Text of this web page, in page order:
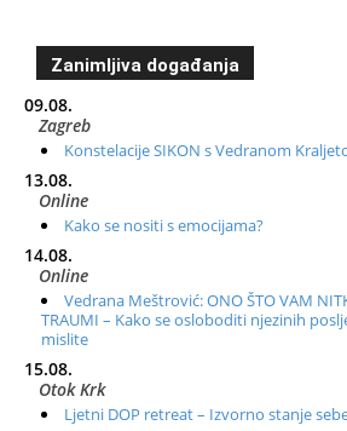
Zanimljiva događanja
09.08.
Zagreb
Konstelacije SIKON s Vedranom
13.08.
Online
Kako se nositi s emocijama?
14.08.
Online
Vedrana Meštrović: ONO ŠTO VAM
TRAUMI – Kako se osloboditi njezinih
mislite
15.08.
Otok Krk
Ljetni DOP retreat – Izvorno stanje